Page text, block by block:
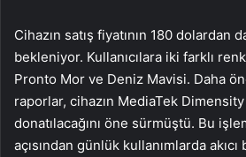
Cihazın satış fiyatının 180 dolardan
bekleniyor. Kullanıcılara iki farklı
Pronto Mor ve Deniz Mavisi. Daha
raporlar, cihazın MediaTek
donatılacağını öne sürmüştü. Bu
açısından günlük kullanımlarda